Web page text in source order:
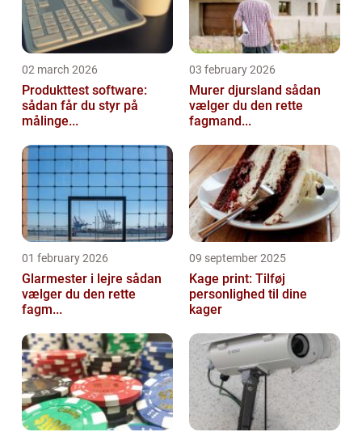
02 march 2026
Produkttest software:
sådan får du styr på
målinge...
03 february 2026
Murer djursland sådan
vælger du den rette
fagmand...
01 february 2026
Glarmester i lejre sådan
vælger du den rette
fagm...
09 september 2025
Kage print: Tilføj
personlighed til dine
kager